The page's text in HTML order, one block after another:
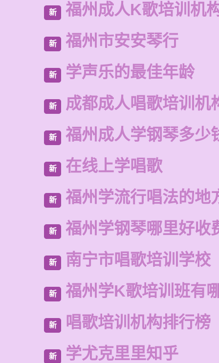
新 福州成人K歌培训机
新 福州市安安琴行
新 学声乐的最佳年龄
新 成都成人唱歌培训机
新 福州成人学钢琴多少
新 在线上学唱歌
新 福州学流行唱法的地
新 福州学钢琴哪里好收
新 南宁市唱歌培训学校
新 福州学K歌培训班有
新 唱歌培训机构排行榜
新 学尤克里里知乎